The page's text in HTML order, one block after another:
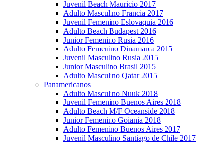
Juvenil Beach Mauricio 2017
Adulto Masculino Francia 2017
Juvenil Femenino Eslovaquia 2016
Adulto Beach Budapest 2016
Junior Femenino Rusia 2016
Adulto Femenino Dinamarca 2015
Juvenil Masculino Rusia 2015
Junior Masculino Brasil 2015
Adulto Masculino Qatar 2015
Panamericanos
Adulto Masculino Nuuk 2018
Juvenil Femenino Buenos Aires 2018
Adulto Beach M/F Oceanside 2018
Junior Femenino Goiania 2018
Adulto Femenino Buenos Aires 2017
Juvenil Masculino Santiago de Chile 2017